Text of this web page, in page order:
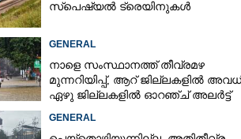
സ്പെഷ്യൽ ട്രെയിനുകൾ
GENERAL
നാളെ സംസ്ഥാനത്ത് തീവ്രമഴ
മുന്നറിയിപ്പ്,​ ആറ് ജില്ലകളിൽ
ഏഴു ജില്ലകളിൽ ഓറഞ്ച് അലർട്ട്
GENERAL